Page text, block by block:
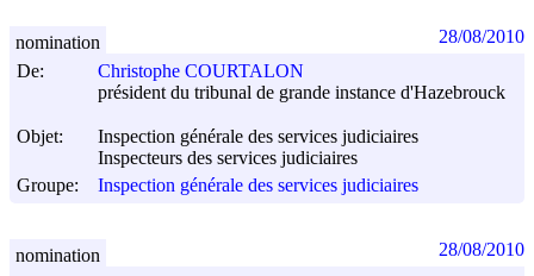
De:
Christophe COURTALON
président du tribunal de grande instance d'Hazebrouck
Objet:
Inspection générale des services judiciaires
Inspecteurs des services judiciaires
Groupe:
Inspection générale des services judiciaires
nomination 28/08/2010
nomination 28/08/2010